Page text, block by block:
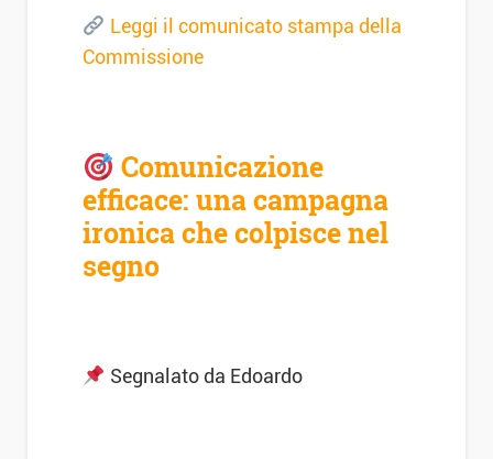
Leggi il comunicato stampa della
Commissione
Comunicazione
efficace: una campagna
ironica che colpisce nel
segno
Segnalato da Edoardo